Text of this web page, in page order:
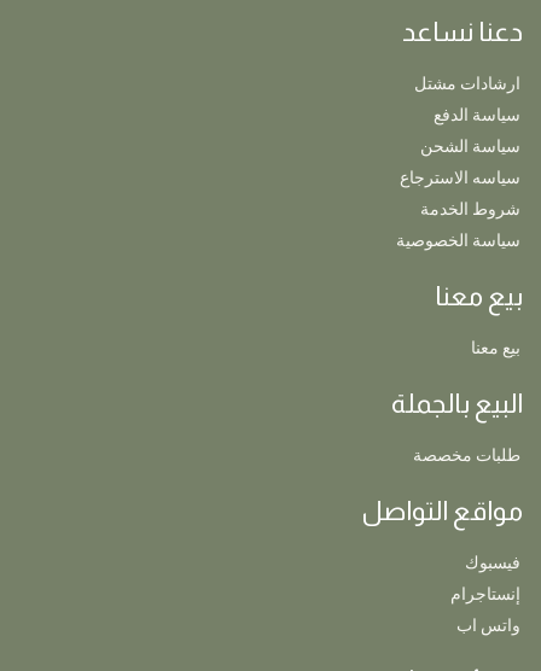
دعنا نساعد
ارشادات مشتل
سياسة الدفع
سياسة الشحن
سياسه الاسترجاع
شروط الخدمة
سياسة الخصوصية
بيع معنا
بيع معنا
البيع بالجملة
طلبات مخصصة
مواقع التواصل
فيسبوك
إنستاجرام
واتس اب